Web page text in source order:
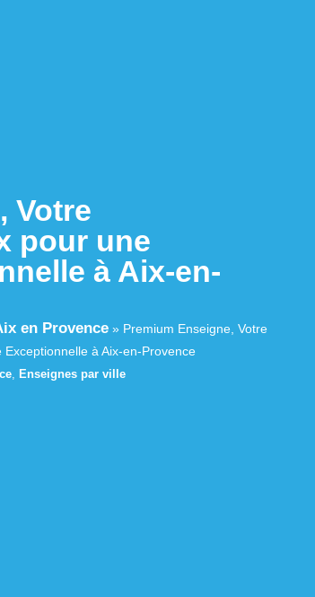
Votre
pour une
à Aix-en-
en Provence» Premium Enseigne, Votre
à Aix-en-Provence
, Enseignes par ville